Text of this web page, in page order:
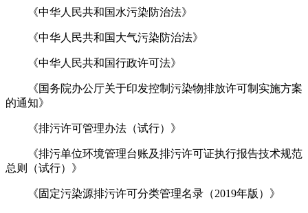
《中华人民共和国水污染防治法》
《中华人民共和国大气污染防治法》
《中华人民共和国行政许可法》
《国务院办公厅关于印发控制污染物排放许可制实施方案
的通知》
《排污许可管理办法（试行）》
《排污单位环境管理台账及排污许可证执行报告技术规范
总则（试行）》
《固定污染源排污许可分类管理名录（2019年版）》